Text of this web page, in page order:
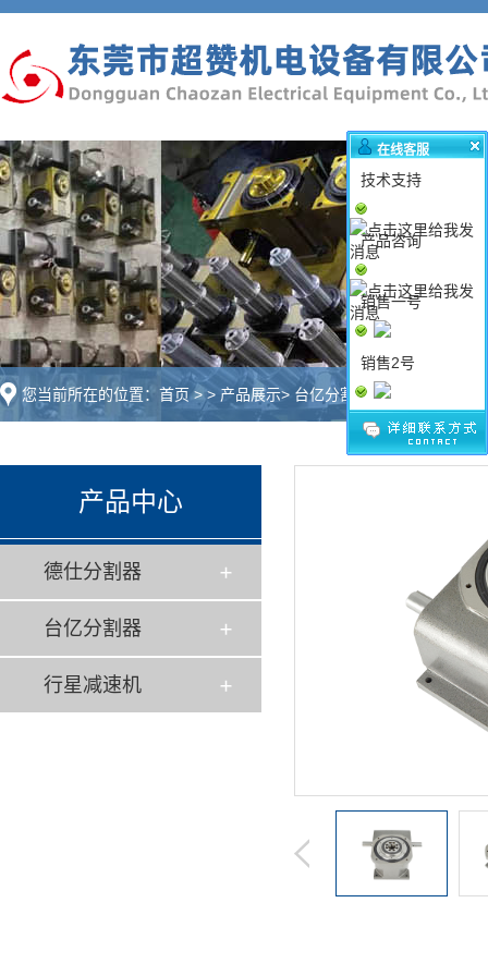
您当前所在的位置： 首页>> 产品展示> 台亿分割器 >台亿DA超薄平
产品中心
德仕分割器
台亿分割器
行星减速机
在线客服
技术支持
产品咨询
销售一号
销售2号